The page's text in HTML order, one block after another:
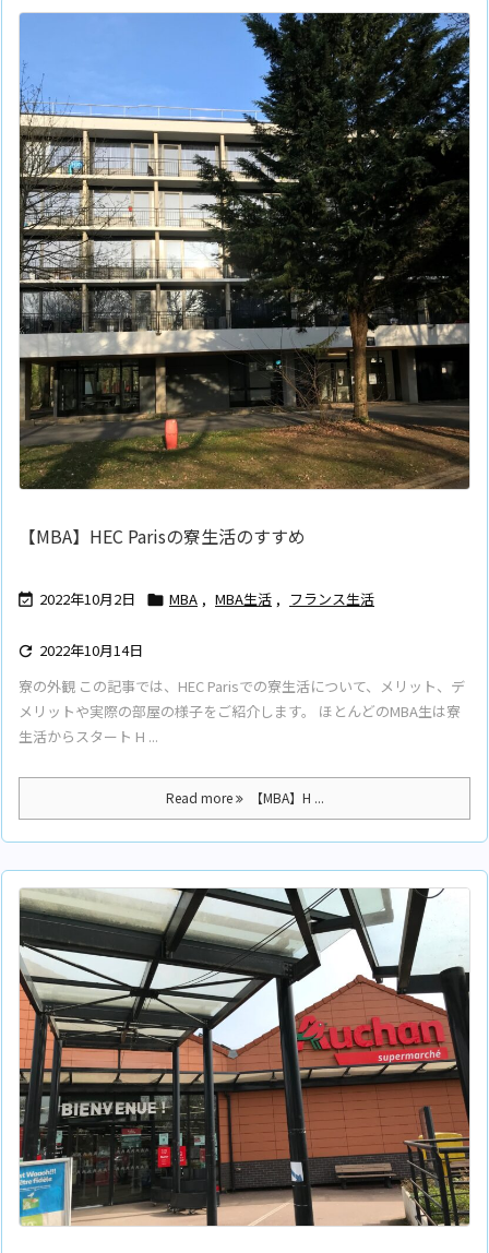
【MBA】HEC Parisの寮生活のすすめ
 2022年10月2日  MBA , MBA生活 , フランス生活
 2022年10月14日
寮の外観 この記事では、HEC Parisでの寮生活について、メリット、デ
メリットや実際の部屋の様子をご紹介します。 ほとんどのMBA生は寮
生活からスタート H ...
Read more 【MBA】H ...